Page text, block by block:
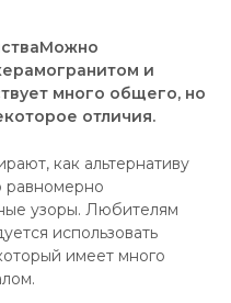
Можно
и
много общего, но
отличия.
как альтернативу
равномерно
узоры. Любителям
использовать
имеет много